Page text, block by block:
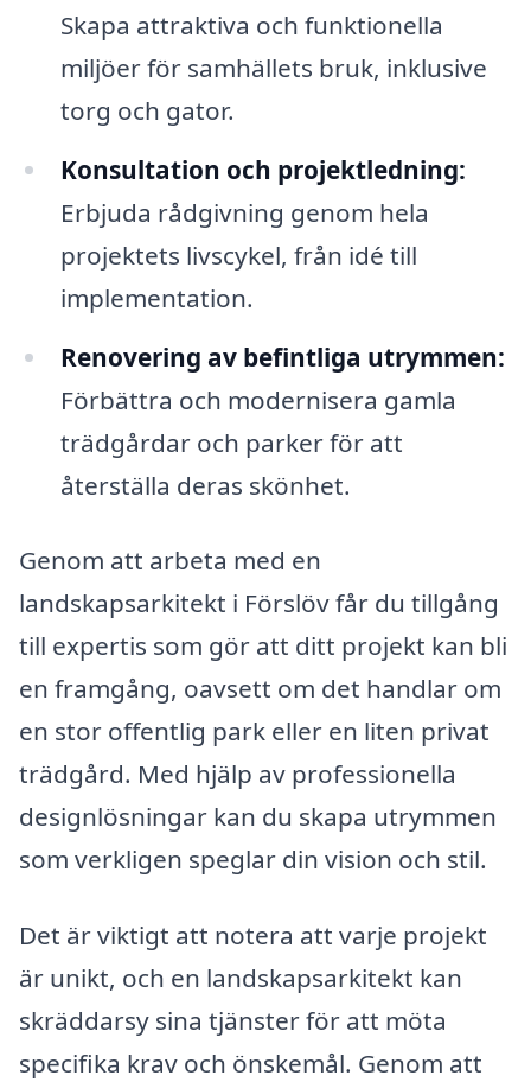
Skapa attraktiva och funktionella
miljöer för samhällets bruk, inklusive
torg och gator.
Konsultation och projektledning:
Erbjuda rådgivning genom hela
projektets livscykel, från idé till
implementation.
Renovering av befintliga utrymmen:
Förbättra och modernisera gamla
trädgårdar och parker för att
återställa deras skönhet.
Genom att arbeta med en
landskapsarkitekt i Förslöv får du tillgång
till expertis som gör att ditt projekt kan bli
en framgång, oavsett om det handlar om
en stor offentlig park eller en liten privat
trädgård. Med hjälp av professionella
designlösningar kan du skapa utrymmen
som verkligen speglar din vision och stil.
Det är viktigt att notera att varje projekt
är unikt, och en landskapsarkitekt kan
skräddarsy sina tjänster för att möta
specifika krav och önskemål. Genom att